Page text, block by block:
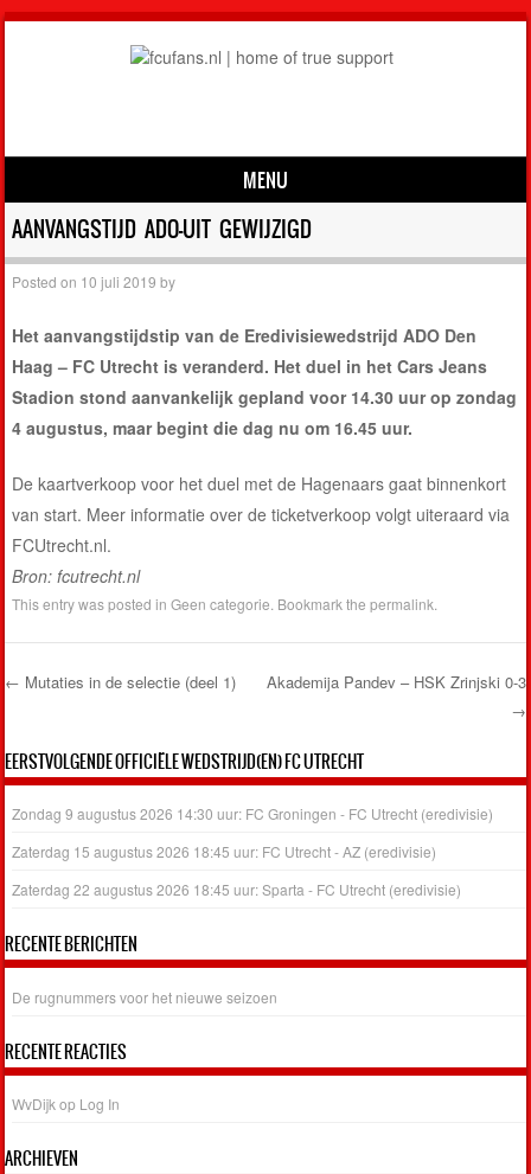
MENU
Skip to content
AANVANGSTIJD ADO-UIT GEWIJZIGD
Posted on 10 juli 2019 by
Het aanvangstijdstip van de Eredivisiewedstrijd ADO Den
Haag – FC Utrecht is veranderd. Het duel in het Cars Jeans
Stadion stond aanvankelijk gepland voor 14.30 uur op zondag
4 augustus, maar begint die dag nu om 16.45 uur.
De kaartverkoop voor het duel met de Hagenaars gaat binnenkort
van start. Meer informatie over de ticketverkoop volgt uiteraard via
FCUtrecht.nl.
Bron: fcutrecht.nl
This entry was posted inGeen categorie . Bookmark thepermalink
← Mutaties in de selectie (deel 1)
Akademija Pandev – HSK Zrinjski 0-3
→
EERSTVOLGENDE OFFICIËLE WEDSTRIJD(EN) FC UTRECHT
Zondag 9 augustus 2026 14:30 uur: FC Groningen - FC Utrecht (eredivisie)
Zaterdag 15 augustus 2026 18:45 uur: FC Utrecht - AZ (eredivisie)
Zaterdag 22 augustus 2026 18:45 uur: Sparta - FC Utrecht (eredivisie)
RECENTE BERICHTEN
De rugnummers voor het nieuwe seizoen
RECENTE REACTIES
WvDijk op Log In
ARCHIEVEN